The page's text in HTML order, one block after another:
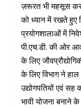
ज़रूरत भी महसूस
को ध्यान में रखते हुए
प्रयोगशालाओं में
पी.एच.डी. की ओर
के लिए
के लिए विभाग ने
उद्योगपतियों एवं
भावी योजना बनाने